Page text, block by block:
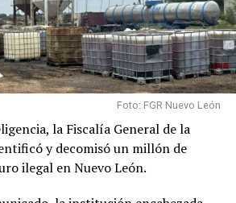
Foto: FGR Nuevo León
la Fiscalía General de la
y decomisó un millón de
ilegal en Nuevo León.